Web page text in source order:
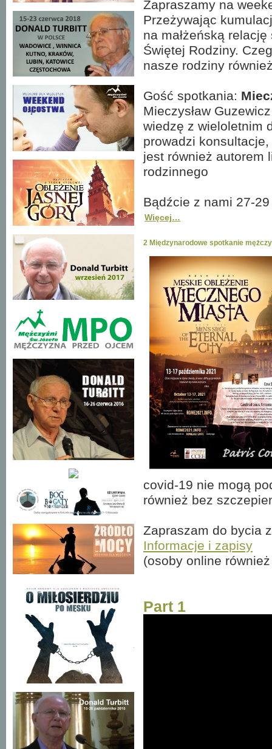
Zapraszamy na
Przeżywając
na małżeńską
Świętej Rodziny.
nasze rodziny
Gość spotkania:
Mieczysław
wiedzę z wieloletnim
prowadzi
jest również autorem
rodzinnego
Bądźcie z nami 27-
Więcej…
2 Międzynarodowe spotkanie
covid-19 nie mogą
również bez
Zapraszam do bycia
Informacje i zapisy
(osoby online
Part 1